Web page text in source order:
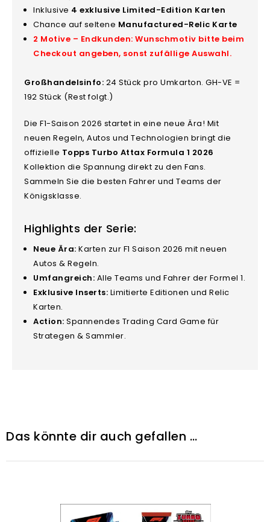
Inklusive 4 exklusive Limited-Edition Karten
Chance auf seltene Manufactured-Relic Karte
2 Motive – Endkunden: Wunschmotiv bitte beim
Checkout angeben, sonst zufällige Auswahl.
Großhandelsinfo: 24 Stück pro Umkarton. GH-VE =
192 Stück (Rest folgt.)
Die F1-Saison 2026 startet in eine neue Ära! Mit
neuen Regeln, Autos und Technologien bringt die
offizielle Topps Turbo Attax Formula 1 2026
Kollektion die Spannung direkt zu den Fans.
Sammeln Sie die besten Fahrer und Teams der
Königsklasse.
Highlights der Serie:
Neue Ära: Karten zur F1 Saison 2026 mit neuen
Autos & Regeln.
Umfangreich: Alle Teams und Fahrer der Formel 1.
Exklusive Inserts: Limitierte Editionen und Relic
Karten.
Action: Spannendes Trading Card Game für
Strategen & Sammler.
Das könnte dir auch gefallen …